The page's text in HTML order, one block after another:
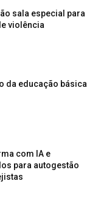
sala especial para
violência
da educação básica
com IA e
para autogestão